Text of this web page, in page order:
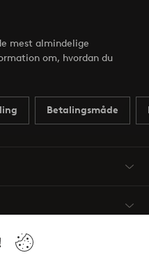
mest almindelige
om, hvordan du
Betalingsmåde